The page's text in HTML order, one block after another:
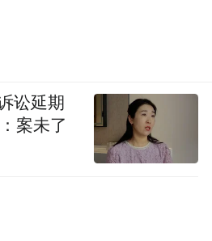
讼延期
案未了